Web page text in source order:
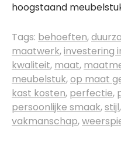
hoogstaand
Tags: behoeften,
maatwerk,investering
kwaliteit, maat,
meubelstuk,op maat
kast kosten, perfectie,
persoonlijke smaak,stijl,
vakmanschap,